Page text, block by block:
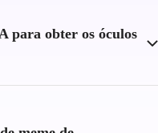
para obter os óculos